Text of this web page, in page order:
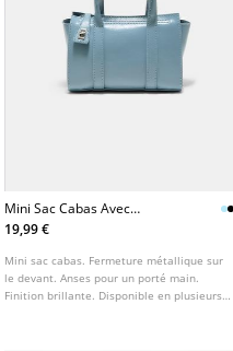
Mini Sac Cabas Avec
Fermeture
19,99 €
Mini sac cabas. Fermeture métallique sur
le devant. Anses pour un porté main.
Finition brillante. Disponible en plusieurs